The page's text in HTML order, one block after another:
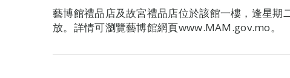
藝博館禮品店及故宮禮品店位於該館一樓，逢星期
放。詳情可瀏覽藝博館網頁www.MAM.gov.mo。